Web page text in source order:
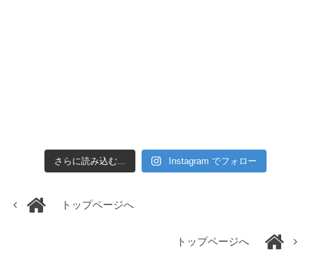
さらに読み込む... Instagram でフォロー
トップページへ
トップページへ